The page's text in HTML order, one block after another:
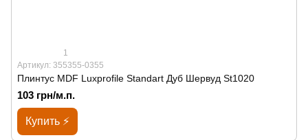
1
Артикул: 355355-0355
Плинтус MDF Luxprofile Standart Дуб Шервуд St1020
103 грн/м.п.
Купить ⚡